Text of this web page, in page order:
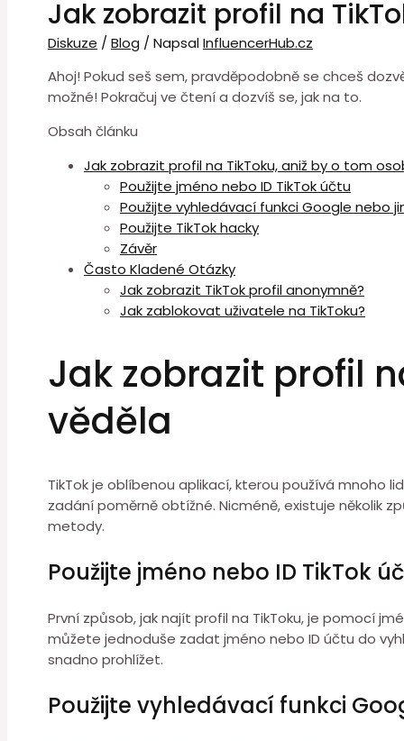
Jak zobrazit profil na
Diskuze / Blog / NapsalInfluencerHub.cz
Ahoj! Pokud seš sem, pravděpodobně se chceš
možné! Pokračuj ve čtení a dozvíš se, jak na to.
Obsah článku
Jak zobrazit profil na TikToku, aniž by o tom
Použijte jméno nebo ID TikTok účtu
Použijte vyhledávací funkci Google nebo
Použijte TikTok hacky
Závěr
Často Kladené Otázky
Jak zobrazit TikTok profil anonymně?
Jak zablokovat uživatele na TikToku?
Jak zobrazit profil
věděla
TikTok je oblíbenou aplikací, kterou používá mnoho
zadání poměrně obtížné. Nicméně, existuje několik
metody.
Použijte jméno nebo ID TikTok
První způsob, jak najít profil na TikToku, je pomocí
můžete jednoduše zadat jméno nebo ID účtu do
snadno prohlížet.
Použijte vyhledávací funkci